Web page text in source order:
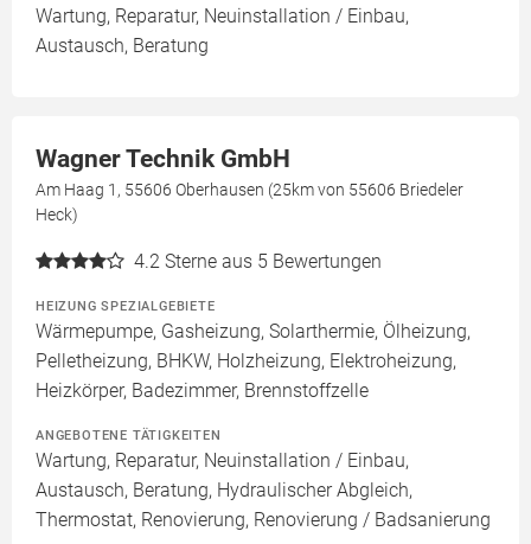
Wartung, Reparatur, Neuinstallation / Einbau,
Austausch, Beratung
Wagner Technik GmbH
Am Haag 1, 55606 Oberhausen (25km von 55606 Briedeler
Heck)
4.2 Sterne aus 5 Bewertungen
HEIZUNG SPEZIALGEBIETE
Wärmepumpe, Gasheizung, Solarthermie, Ölheizung,
Pelletheizung, BHKW, Holzheizung, Elektroheizung,
Heizkörper, Badezimmer, Brennstoffzelle
ANGEBOTENE TÄTIGKEITEN
Wartung, Reparatur, Neuinstallation / Einbau,
Austausch, Beratung, Hydraulischer Abgleich,
Thermostat, Renovierung, Renovierung / Badsanierung